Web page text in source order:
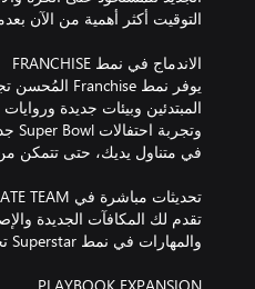
تقدم لك المكافآت الجديدة